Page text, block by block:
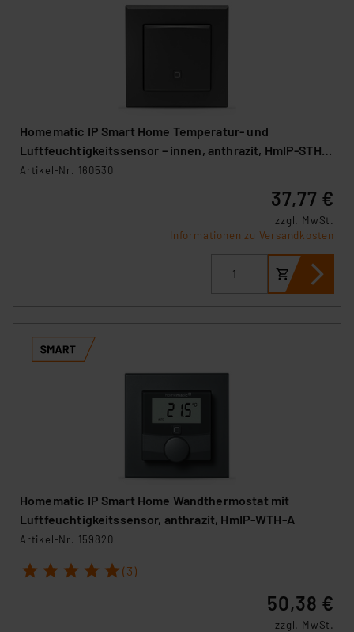
Homematic IP Smart Home Temperatur- und
Luftfeuchtigkeitssensor – innen, anthrazit, HmIP-STH-
A
Artikel-Nr. 160530
37,77 €
zzgl. MwSt.
Informationen zu Versandkosten
Homematic IP Smart Home Wandthermostat mit
Luftfeuchtigkeitssensor, anthrazit, HmIP-WTH-A
Artikel-Nr. 159820
1 2 3 4 5 (3)
50,38 €
zzgl. MwSt.